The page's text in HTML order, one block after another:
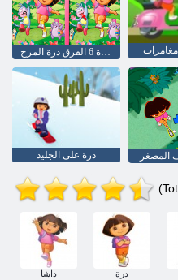
درة على الجليد المصغر
داشا درة